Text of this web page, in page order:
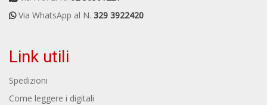
Via WhatsApp al N. 329 3922420
Link utili
Spedizioni
Come leggere i digitali